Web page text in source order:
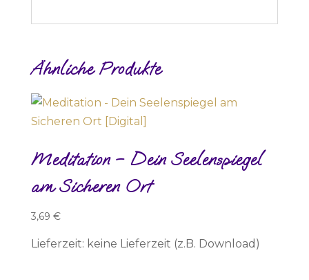
Ähnliche Produkte
Meditation – Dein Seelenspiegel
am Sicheren Ort
3,69 €
Lieferzeit: keine Lieferzeit (z.B. Download)